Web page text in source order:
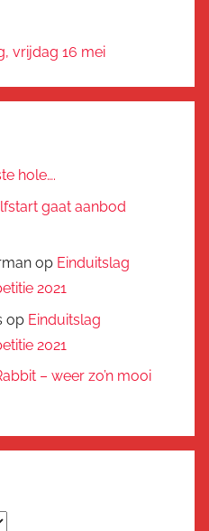
vrijdag 16 mei
hole….
gaat aanbod
op Einduitslag
2021
op Einduitslag
2021
– weer zo’n mooi